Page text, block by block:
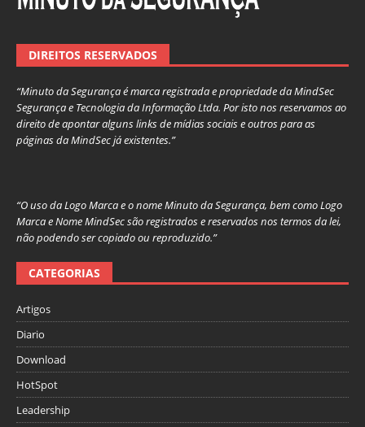
DIREITOS RESERVADOS
“Minuto da Segurança é marca registrada e propriedade da MindSec
Segurança e Tecnologia da Informação Ltda. Por isto nos reservamos ao
direito de apontar alguns links de mídias sociais e outros para as
páginas da MindSec já existentes.”
“O uso da Logo Marca e o nome Minuto da Segurança, bem como Logo
Marca e Nome MindSec são registrados e reservados nos termos da lei,
não podendo ser copiado ou reproduzido.”
CATEGORIAS
Artigos
Diario
Download
HotSpot
Leadership